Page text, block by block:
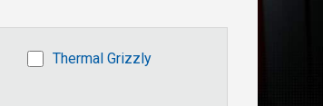
Thermal Grizzly